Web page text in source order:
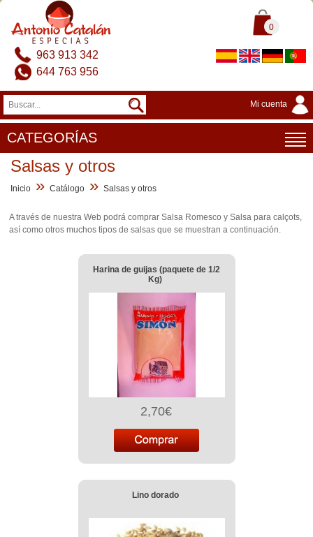
0
963 913 342
644 763 956
Mi cuenta
CATEGORÍAS
Salsas y otros
Inicio » Catálogo » Salsas y otros
A través de nuestra Web podrá comprar Salsa Romesco y Salsa para calçots,
así como otros muchos tipos de salsas que se muestran a continuación.
Harina de guijas (paquete de 1/2
Kg)
2,70€
Lino dorado